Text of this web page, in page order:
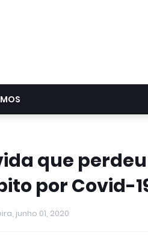
que
por Covid-
junho 01, 2020